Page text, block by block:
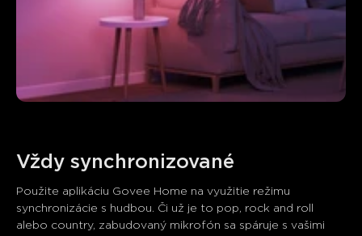
Vždy synchronizované
Použite aplikáciu Govee Home na využitie režimu
synchronizácie s hudbou. Či už je to pop, rock and roll
alebo country, zabudovaný mikrofón sa spáruje s vašimi